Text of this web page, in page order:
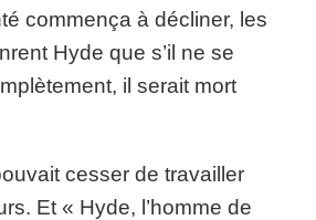
commença à décliner, les
Hyde que s’il ne se
il serait mort
cesser de travailler
Et « Hyde, l’homme de